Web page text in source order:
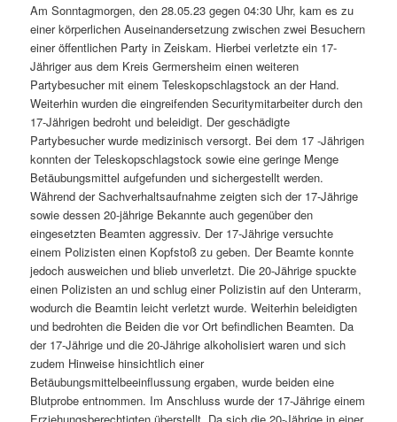
Am Sonntagmorgen, den 28.05.23 gegen 04:30 Uhr, kam es zu
einer körperlichen Auseinandersetzung zwischen zwei Besuchern
einer öffentlichen Party in Zeiskam. Hierbei verletzte ein 17-
Jähriger aus dem Kreis Germersheim einen weiteren
Partybesucher mit einem Teleskopschlagstock an der Hand.
Weiterhin wurden die eingreifenden Securitymitarbeiter durch den
17-Jährigen bedroht und beleidigt. Der geschädigte
Partybesucher wurde medizinisch versorgt. Bei dem 17 -Jährigen
konnten der Teleskopschlagstock sowie eine geringe Menge
Betäubungsmittel aufgefunden und sichergestellt werden.
Während der Sachverhaltsaufnahme zeigten sich der 17-Jährige
sowie dessen 20-jährige Bekannte auch gegenüber den
eingesetzten Beamten aggressiv. Der 17-Jährige versuchte
einem Polizisten einen Kopfstoß zu geben. Der Beamte konnte
jedoch ausweichen und blieb unverletzt. Die 20-Jährige spuckte
einen Polizisten an und schlug einer Polizistin auf den Unterarm,
wodurch die Beamtin leicht verletzt wurde. Weiterhin beleidigten
und bedrohten die Beiden die vor Ort befindlichen Beamten. Da
der 17-Jährige und die 20-Jährige alkoholisiert waren und sich
zudem Hinweise hinsichtlich einer
Betäubungsmittelbeeinflussung ergaben, wurde beiden eine
Blutprobe entnommen. Im Anschluss wurde der 17-Jährige einem
Erziehungsberechtigten überstellt. Da sich die 20-Jährige in einer